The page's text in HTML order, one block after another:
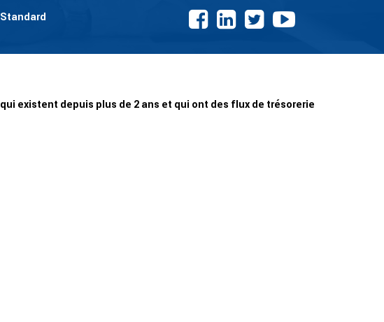
existent depuis plus de 2 ans et qui ont des flux de trésorerie